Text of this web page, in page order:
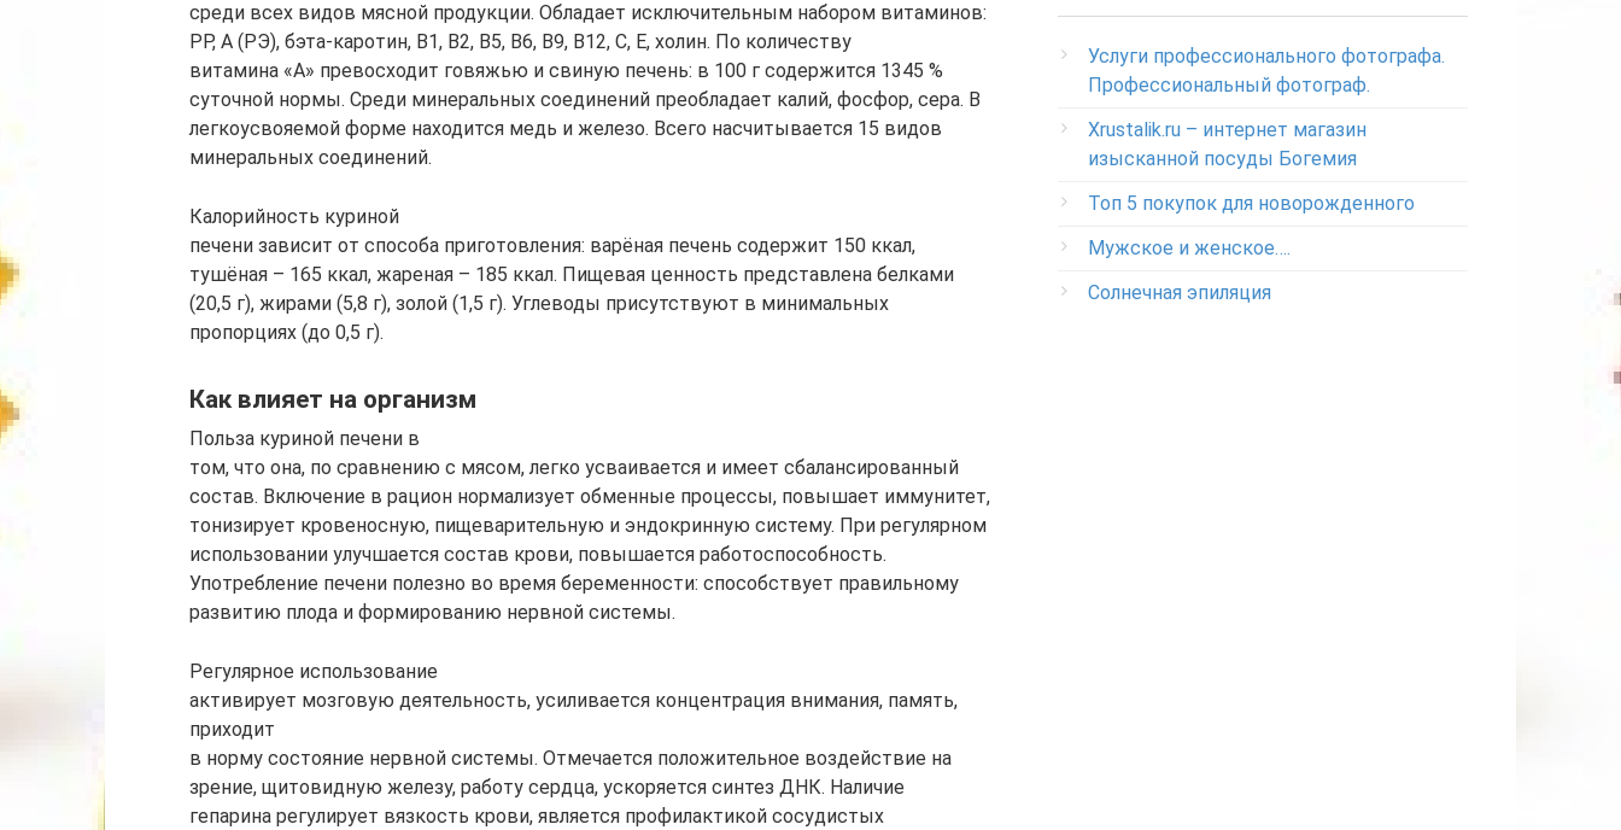
среди всех видов мясной продукции. Обладает исключительным набором витаминов:
РР, А (РЭ), бэта-каротин, В1, В2, В5, В6, В9, В12, С, Е, холин. По количеству
витамина «А» превосходит говяжью и свиную печень: в 100 г содержится 1345 %
суточной нормы. Среди минеральных соединений преобладает калий, фосфор, сера. В
легкоусвояемой форме находится медь и железо. Всего насчитывается 15 видов
минеральных соединений.
Калорийность куриной
печени зависит от способа приготовления: варёная печень содержит 150 ккал,
тушёная – 165 ккал, жареная – 185 ккал. Пищевая ценность представлена белками
(20,5 г), жирами (5,8 г), золой (1,5 г). Углеводы присутствуют в минимальных
пропорциях (до 0,5 г).
Как влияет на организм
Польза куриной печени в
том, что она, по сравнению с мясом, легко усваивается и имеет сбалансированный
состав. Включение в рацион нормализует обменные процессы, повышает иммунитет,
тонизирует кровеносную, пищеварительную и эндокринную систему. При регулярном
использовании улучшается состав крови, повышается работоспособность.
Употребление печени полезно во время беременности: способствует правильному
развитию плода и формированию нервной системы.
Регулярное использование
активирует мозговую деятельность, усиливается концентрация внимания, память,
приходит
в норму состояние нервной системы. Отмечается положительное воздействие на
зрение, щитовидную железу, работу сердца, ускоряется синтез ДНК. Наличие
гепарина регулирует вязкость крови, является профилактикой сосудистых
Услуги профессионального фотографа.
Профессиональный фотограф.
Xrustalik.ru – интернет магазин
изысканной посуды Богемия
Топ 5 покупок для новорожденного
Мужское и женское….
Солнечная эпиляция